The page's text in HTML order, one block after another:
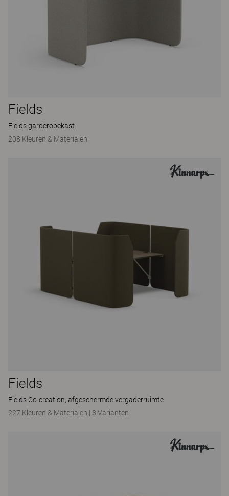
Fields
Fields garderobekast
208 Kleuren & Materialen
Fields
Fields Co-creation, afgeschermde vergaderruimte
227 Kleuren & Materialen | 3 Varianten